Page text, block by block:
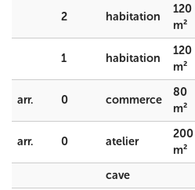
2 habitation
120
m²
1 habitation
120
m²
arr. 0 commerce
80
m²
arr. 0 atelier
200
m²
cave